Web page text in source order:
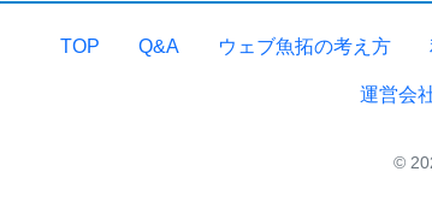
TOP Q&A ウェブ魚拓の考え方
運営会
©